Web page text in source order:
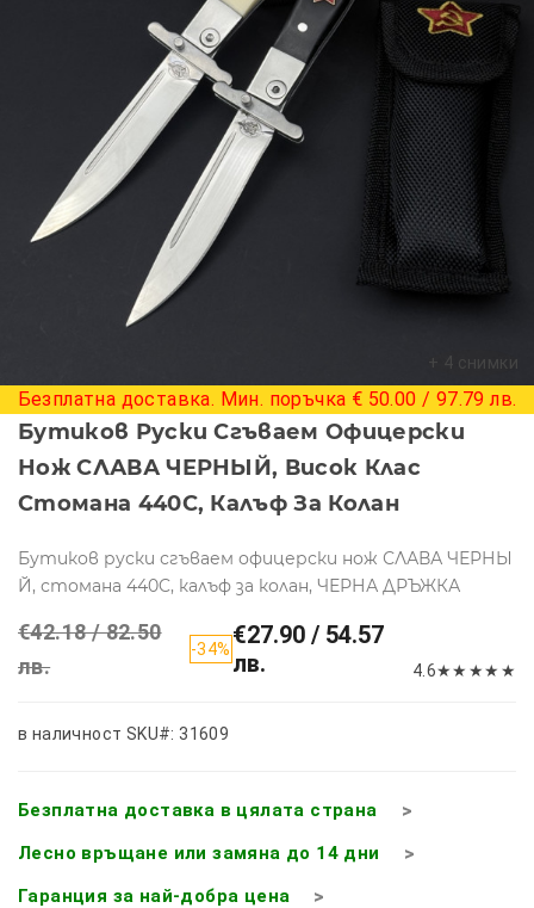
+ 4 снимки
Безплатна доставка. Мин. поръчка € 50.00 / 97.79 лв.
Бутиков Руски Сгъваем Офицерски
Нож СЛАВА ЧЕРНЫЙ, Висок Клас
Стомана 440C, Калъф За Колан
Бутиков руски сгъваем офицерски нож СЛАВА ЧЕРНЫ
Й, стомана 440C, калъф за колан, ЧЕРНА ДРЪЖКА
€42.18 / 82.50
лв.
-34%€27.90 / 54.57
лв.
4.6★★ ★★ ★
в наличност SKU#: 31609
Безплатна доставка в цялата страна
Лесно връщане или замяна до 14 дни
Гаранция за най-добра цена